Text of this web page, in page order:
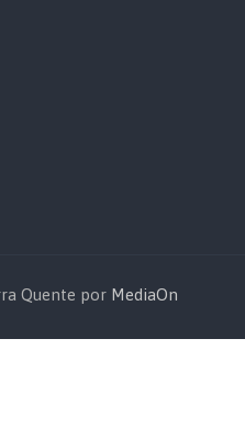
Quente por MediaOn